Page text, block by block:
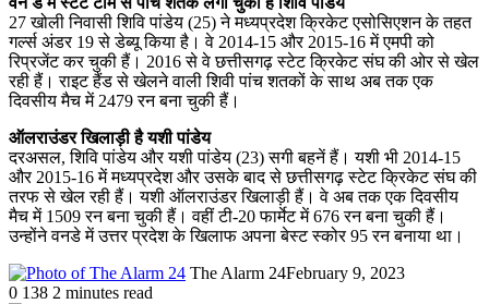
27 खोली निवासी शिवि पांडेय (25) ने मध्यप्रदेश क्रिकेट एसोसिएशन के तहत
गर्ल्स अंडर 19 से डेब्यू किया है। वे 2014-15 और 2015-16 में एमपी को
रिप्रजेंट कर चुकी हैं। 2016 से वे छत्तीसगढ़ स्टेट क्रिकेट संघ की ओर से खेल
रही हैं। राइट हैंड से खेलने वाली शिवी पांच शतकों के साथ अब तक एक
दिवसीय मैच में 2479 रन बना चुकी हैं।
ऑलराउंडर खिलाड़ी है यशी पांडेय
दरअसल, शिवि पांडेय और यशी पांडेय (23) सगी बहनें हैं। यशी भी 2014-15
और 2015-16 में मध्यप्रदेश और उसके बाद से छत्तीसगढ़ स्टेट क्रिकेट संघ की
तरफ से खेल रही हैं। यशी ऑलराउंडर खिलाड़ी हैं। वे अब तक एक दिवसीय
मैच में 1509 रन बना चुकी हैं। वहीं टी-20 फार्मेट में 676 रन बना चुकी हैं।
उन्होंने वनडे में उत्तर प्रदेश के खिलाफ अपना बेस्ट स्कोर 95 रन बनाया था।
The Alarm 24February 9, 2023
0 138 2 minutes read